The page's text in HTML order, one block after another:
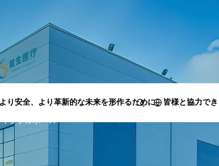
安全、より革新的な未来を形作るために、皆様と協力で
ために、皆様と協力できることを楽しみにして
シブルホース